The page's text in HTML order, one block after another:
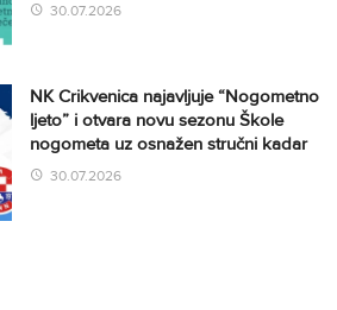
30.07.2026
NK Crikvenica najavljuje “Nogometno
ljeto” i otvara novu sezonu Škole
nogometa uz osnažen stručni kadar
30.07.2026